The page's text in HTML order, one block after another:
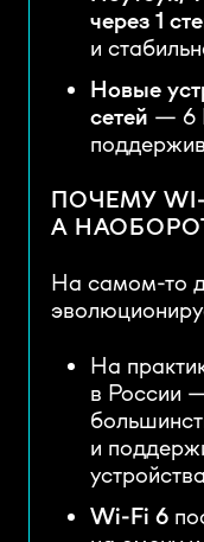
через 1
и
Новые
сетей — 6
ПОЧЕМУ
А
На самом-то
На
в России
и
Wi-Fi 6